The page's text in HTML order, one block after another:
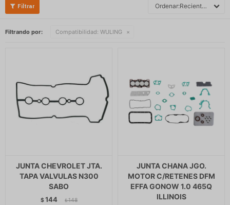
Recientes
Filtrando por: Compatibilidad: WULING
JUNTA CHEVROLET JTA.
TAPA VALVULAS N300
SABO
$144 $ 148
JUNTA CHANA JGO.
MOTOR C/RETENES DFM
EFFA GONOW 1.0 465Q
ILLINOIS